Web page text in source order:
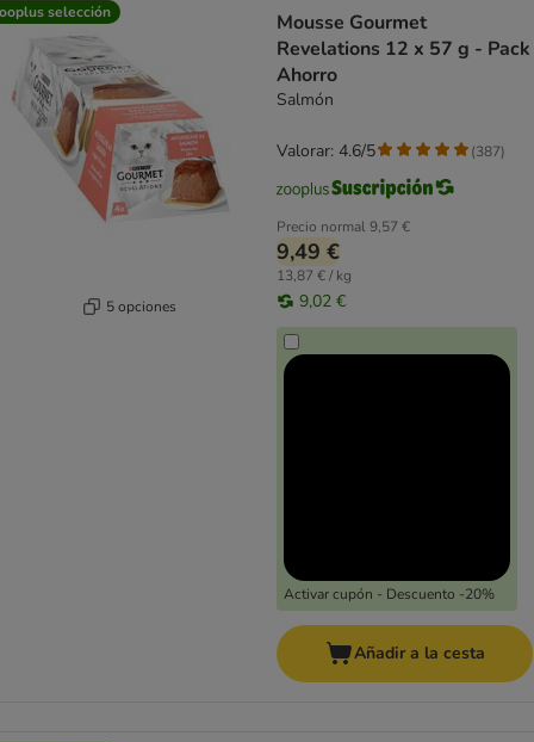
selección
5 opciones
Mousse Gourmet
Revelations 12 x 57 g - Pack
Ahorro
Salmón
Precio normal9,57 €
9,49 €
13,87 € / kg
9,02 €
Activar cupón - Descuento -20%
Valorar: 4.6/5 (387)
Añadir a la cesta